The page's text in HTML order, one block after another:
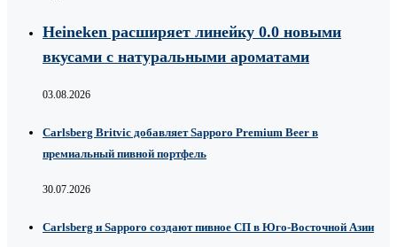
Heineken расширяет линейку 0.0 новыми
вкусами с натуральными ароматами
03.08.2026
Carlsberg Britvic добавляет Sapporo Premium Beer в
премиальный пивной портфель
30.07.2026
Carlsberg и Sapporo создают пивное СП в Юго-Восточной Азии